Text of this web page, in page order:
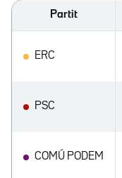
Partit
ERC
PSC
COMÚ PODEM